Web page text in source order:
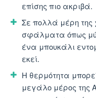
επίσης πιο ακριβά.
Σε πολλά μέρη της
σφάλματα όπως
ένα μπουκάλι
εκεί.
Η θερμότητα
μεγάλο μέρος της